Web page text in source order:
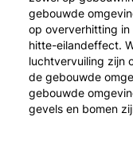
gebouwde
op oververhitting
hitte-eilandeffect.
luchtvervuiling zijn
de gebouwde
gebouwde
gevels en bomen